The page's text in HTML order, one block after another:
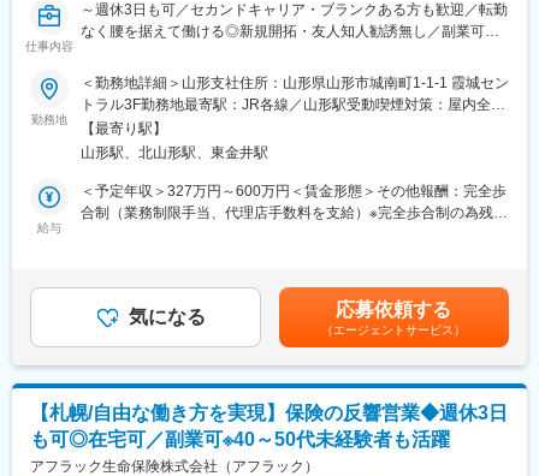
新商品の提案からSPが担当をします。既存のお客様の、保険の見
直しタイミングや、保険に興味をお持ちの方からのお問い合わせ
方へのご案内などはありません。
（2）提案しやすい保険商品
当社のがん保険・医療保険の保有契約数は業界トップクラスで
す。その高い知名度、強い商品力がある保険を提案できます。常
ものから手厚い保障のある商品までお客様のライフプランに合っ
た内容が提案できます。
ニケーションを取りながら寄り添ってサポートします。ブランク
があってもご安心下さい。
仕事内容
～週休3日も可／セカンドキャリア・ブランクある方も歓迎／転勤
なく腰を据えて働ける◎新規開拓・友人知人勧誘無し／副業可／
◆業務内容
契約内容見直しや新商品提案など、既にアフラックの保険にご加
入をいただいているお客様への提案活動をお任せいたします（業
務委託）。
◆具体的な業務内容
当社代理店制度の一形態であるストラテジックパートナー（SP）
としての採用です。個人代理店として当社と代理店業務委託契約
を持ってお問い合わせいただいた方が対象です。個々のライフス
タイルに合った最適な保険の提案営業を行ってください。
から無理なく営業活動が行えます。
※月1回の研修参加、週1回の所属営業部・支社への活動報告は必
須参加となります。
【スケジュール例】
勤務地
＜勤務地詳細＞山形支社住所：山形県山形市城南町1-1-1 霞城セン
トラル3F勤務地最寄駅：JR各線／山形駅受動喫煙対策：屋内全面
禁煙
【最寄り駅】
山形駅、北山形駅、東金井駅
給与
＜予定年収＞327万円～600万円＜賃金形態＞その他報酬：完全歩
合制（業務制限手当、代理店手数料を支給）※完全歩合制の為残業
業務制限手当（成績連動）を支給 ※最低保証なし・分配後手数
料 2ヵ月目以降業績に応じた分配後手数料（成績連動）を支給■
就業開始時の想定年収：327万円賃金はあくまでも目安の金額で
あり、選考を通じて上下する可能性があります。月給(月額)は固定
手当を含めた表記です。
気になる 応募依頼する
（エージェントサービス）
【札幌/自由な働き方を実現】保険の反響営業◆週休3日
も可◎在宅可／副業可※40～50代未経験者も活躍
アフラック生命保険株式会社（アフラック）